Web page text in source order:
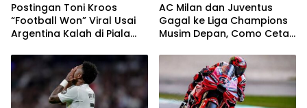
Postingan Toni Kroos
“Football Won” Viral Usai
Argentina Kalah di Piala
AC Milan dan Juventus
Gagal ke Liga Champions
Musim Depan, Como Cetak